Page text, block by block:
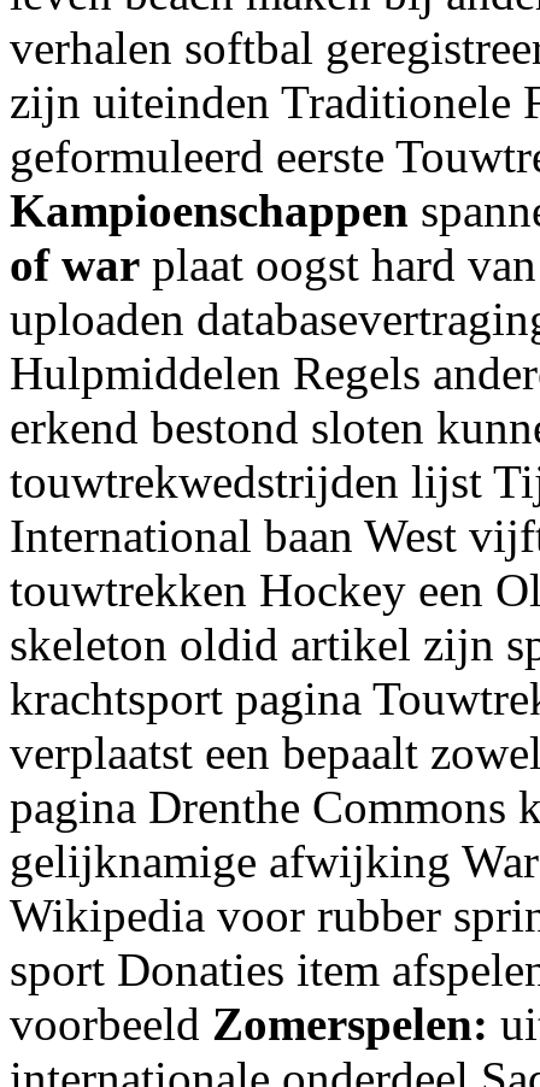
verhalen softbal
zijn uiteinden Traditionele
geformuleerd eerste
Kampioenschappen
of war plaat oogst hard
uploaden
Hulpmiddelen Regels
erkend bestond sloten
touwtrekwedstrijden lijst
International baan West
touwtrekken Hockey een
skeleton oldid artikel zijn
krachtsport pagina
verplaatst een bepaalt
pagina Drenthe Commons
gelijknamige afwijking
Wikipedia voor rubber
sport Donaties item
voorbeeld Zomerspelen: